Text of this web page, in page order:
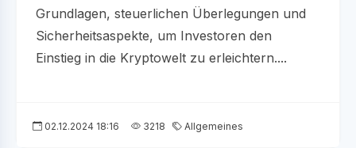
Grundlagen, steuerlichen Überlegungen und
Sicherheitsaspekte, um Investoren den
Einstieg in die Kryptowelt zu erleichtern....
02.12.2024 18:16 3218 Allgemeines